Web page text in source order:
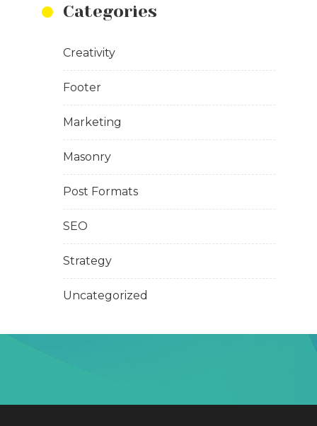
Categories
Creativity
Footer
Marketing
Masonry
Post Formats
SEO
Strategy
Uncategorized